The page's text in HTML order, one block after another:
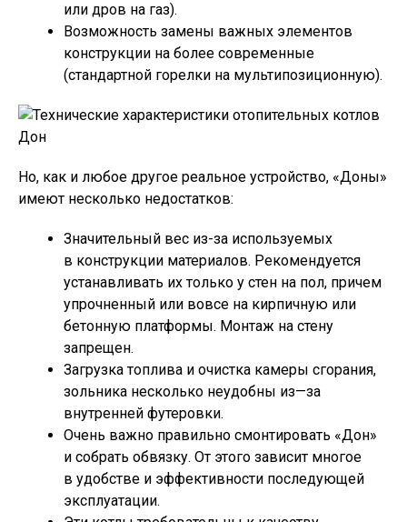
или дров на газ).
Возможность замены важных элементов
конструкции на более современные
(стандартной горелки на мультипозиционную).
Но, как и любое другое реальное устройство, «Доны»
имеют несколько недостатков:
Значительный вес из-за используемых
в конструкции материалов. Рекомендуется
устанавливать их только у стен на пол, причем
упрочненный или вовсе на кирпичную или
бетонную платформы. Монтаж на стену
запрещен.
Загрузка топлива и очистка камеры сгорания,
зольника несколько неудобны из—за
внутренней футеровки.
Очень важно правильно смонтировать «Дон»
и собрать обвязку. От этого зависит многое
в удобстве и эффективности последующей
эксплуатации.